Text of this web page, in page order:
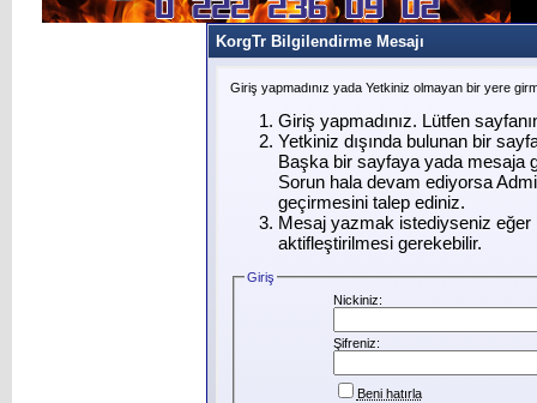
KorgTr Bilgilendirme Mesajı
Giriş yapmadınız yada Yetkiniz olmayan bir yere
Giriş yapmadınız. Lütfen
Yetkiniz dışında bulunan bir
Başka bir sayfaya yada mesaja
Sorun hala devam ediyorsa
geçirmesini talep ediniz.
Mesaj yazmak istediyseniz eğer
aktifleştirilmesi gerekebilir.
Giriş
Nickiniz:
Şifreniz:
Beni hatırla